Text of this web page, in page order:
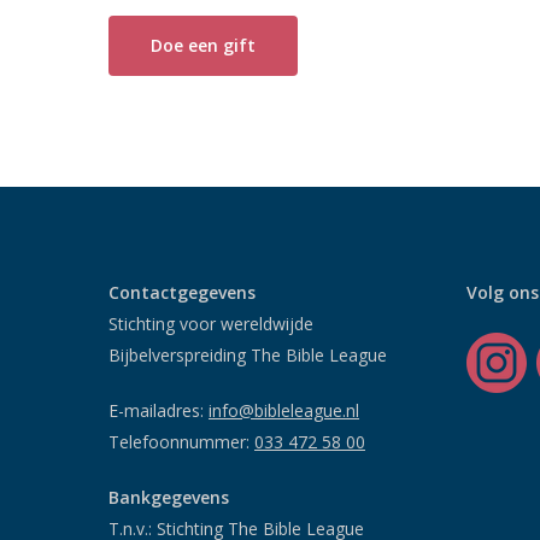
Doe een gift
Contactgegevens
Stichting voor wereldwijde
Bijbelverspreiding The Bible League
E-mailadres: info@bibleleague.nl
Telefoonnummer: 033 472 58 00
Bankgegevens
T.n.v.: Stichting The Bible League
Volg